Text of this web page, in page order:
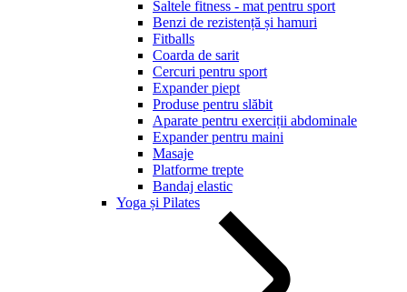
Saltele fitness - mat pentru sport
Benzi de rezistență și hamuri
Fitballs
Coarda de sarit
Cercuri pentru sport
Expander piept
Produse pentru slăbit
Aparate pentru exerciții abdominale
Expander pentru maini
Masaje
Platforme trepte
Bandaj elastic
Yoga și Pilates